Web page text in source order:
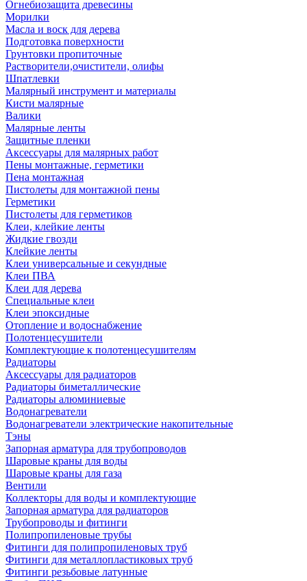
Огнебиозащита древесины
Морилки
Масла и воск для дерева
Подготовка поверхности
Грунтовки пропиточные
Растворители,очистители, олифы
Шпатлевки
Малярный инструмент и материалы
Кисти малярные
Валики
Малярные ленты
Защитные пленки
Аксессуары для малярных работ
Пены монтажные, герметики
Пена монтажная
Пистолеты для монтажной пены
Герметики
Пистолеты для герметиков
Клеи, клейкие ленты
Жидкие гвозди
Клейкие ленты
Клеи универсальные и секундные
Клеи ПВА
Клеи для дерева
Специальные клеи
Клеи эпоксидные
Отопление и водоснабжение
Полотенцесушители
Комплектующие к полотенцесушителям
Радиаторы
Аксессуары для радиаторов
Радиаторы биметаллические
Радиаторы алюминиевые
Водонагреватели
Водонагреватели электрические накопительные
Тэны
Запорная арматура для трубопроводов
Шаровые краны для воды
Шаровые краны для газа
Вентили
Коллекторы для воды и комплектующие
Запорная арматура для радиаторов
Трубопроводы и фитинги
Полипропиленовые трубы
Фитинги для полипропиленовых труб
Фитинги для металлопластиковых труб
Фитинги резьбовые латунные